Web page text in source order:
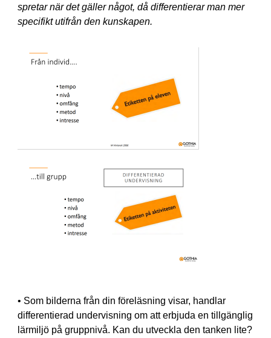
spretar när det gäller något, då differentierar man mer
specifikt utifrån den kunskapen.
• Som bilderna från din föreläsning visar, handlar
differentierad undervisning om att erbjuda en tillgänglig
lärmiljö på gruppnivå. Kan du utveckla den tanken lite?